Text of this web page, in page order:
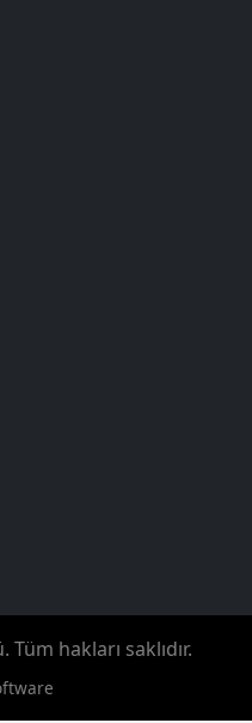
hakları saklıdır.